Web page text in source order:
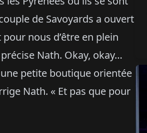
de Savoyards a ouvert
nous d’être en plein
Nath. Okay, okay…
petite boutique orientée
Nath. « Et pas que pour